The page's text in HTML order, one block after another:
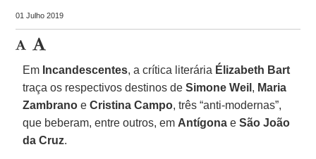
01 Julho 2019
Em Incandescentes, a crítica literária Élizabeth Bart
traça os respectivos destinos deSimone Weil , Maria
Zambrano eCristina Campo, três “anti-modernas”,
que beberam, entre outros, em Antígona eSão João
da Cruz.